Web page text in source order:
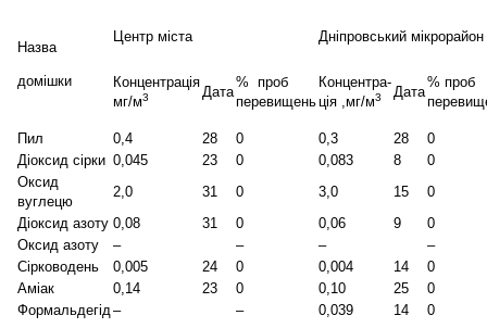
Назва
домішки
Центр міста Дніпровський мікрорайон
Концентрація
мг/м3 Дата
% проб
перевищень
Концентра-
ція ,мг/м3 Дата
% проб
Пил 0,4 28 0 0,3 28
0
Діоксид сірки 0,045 23 0 0,083 8
0
Оксид
вуглецю
2,0 31 0 3,0 15
0
Діоксид азоту 0,08 31 0 0,06 9
0
Оксид азоту
– – –
–
Сірководень
0,005 24 0 0,004 14
0
Аміак
0,14 23 0 0,10 25
0
Формальдегід – – 0,039 14 0